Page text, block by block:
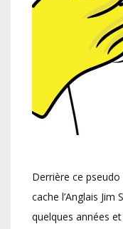
Derrière ce
cache l’Anglais Jim
quelques années